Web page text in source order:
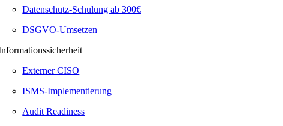
Datenschutz-Schulung ab 300€
DSGVO-Umsetzen
Externer CISO
ISMS-Implementierung
Audit Readiness